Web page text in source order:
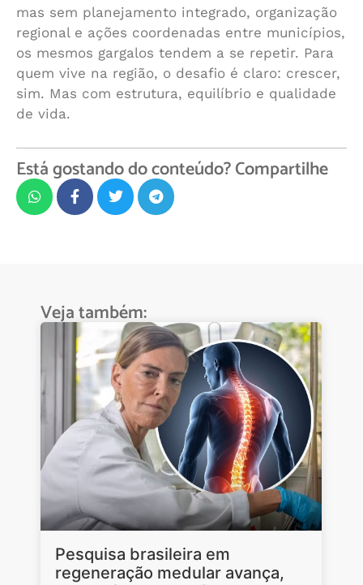
mas sem planejamento integrado, organização
regional e ações coordenadas entre municípios,
os mesmos gargalos tendem a se repetir. Para
quem vive na região, o desafio é claro: crescer,
sim. Mas com estrutura, equilíbrio e qualidade
de vida.
Está gostando do conteúdo? Compartilhe
Veja também:
Pesquisa brasileira em
regeneração medular avança,